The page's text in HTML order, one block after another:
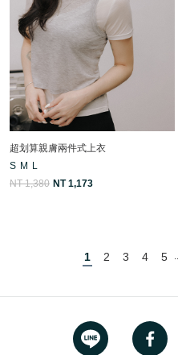
超划算親膚兩件式上衣
S M L
NT 1,380 NT 1,173
1 2 3 4 5